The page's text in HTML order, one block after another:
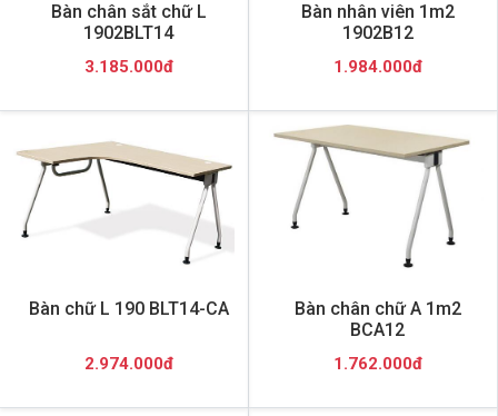
Bàn chân sắt chữ L
1902BLT14
3.185.000đ
Bàn nhân viên 1m2
1902B12
1.984.000đ
Bàn chữ L 190 BLT14-CA
2.974.000đ
Bàn chân chữ A 1m2
BCA12
1.762.000đ